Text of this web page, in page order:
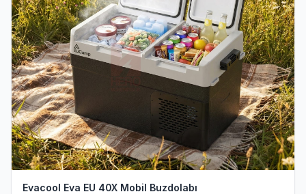
Evacool Eva EU 40X Mobil Buzdolabı